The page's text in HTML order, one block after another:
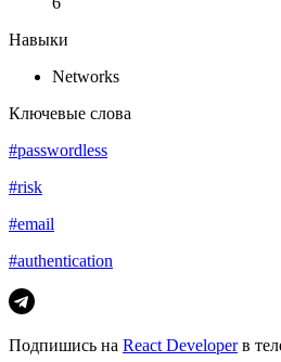
Навыки
Networks
Ключевые слова
#passwordless
#risk
#email
#authentication
Подпишись на React Developerв